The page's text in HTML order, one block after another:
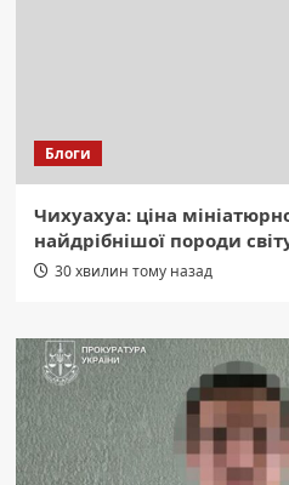
Блоги
Чихуахуа: ціна
найдрібнішої породи
30 хвилин тому назад